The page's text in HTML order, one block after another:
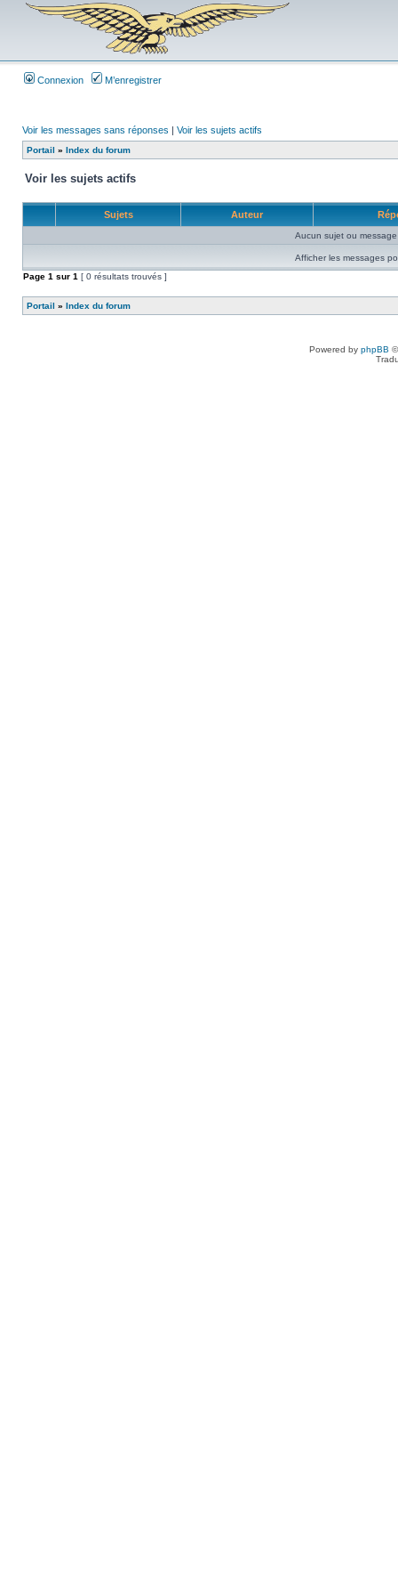
Connexion M’enregistrer
Voir les messages sans réponses | Voir les sujets actifs
Portail » Index du forum
Voir les sujets actifs
Sujets Auteur
Aucun sujet ou
Afficher les messages
Page 1 sur 1 [ 0 résultats trouvés ]
Portail » Index du forum
Powered by phpBB